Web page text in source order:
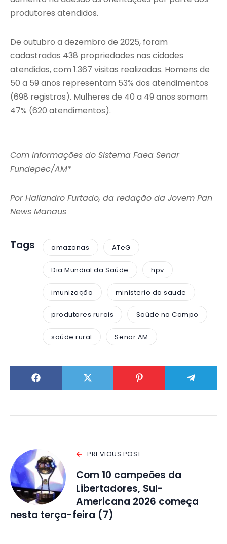
produtores atendidos.
De outubro a dezembro de 2025, foram
cadastradas 438 propriedades nas cidades
atendidas, com 1.367 visitas realizadas. Homens de
50 a 59 anos representam 53% dos atendimentos
(698 registros). Mulheres de 40 a 49 anos somam
47% (620 atendimentos).
Com informações do Sistema Faea Senar
Fundepec/AM*
Por Haliandro Furtado, da redação da Jovem Pan
News Manaus
Tags amazonas ATeG
Dia Mundial da Saúde hpv
imunização ministerio da saude
produtores rurais Saúde no Campo
saúde rural Senar AM
PREVIOUS POST
Com 10 campeões da
Libertadores, Sul-
Americana 2026 começa
nesta terça-feira (7)